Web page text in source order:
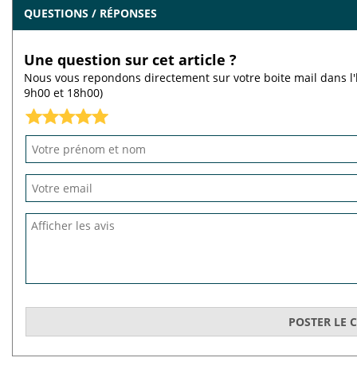
QUESTIONS / RÉPONSES
Une question sur cet article ?
Nous vous repondons directement sur votre boite mail
9h00 et 18h00)